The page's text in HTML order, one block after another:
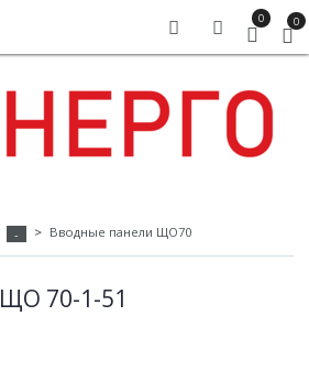
0 0
- Вводные панели ЩО70
ЩО 70-1-51